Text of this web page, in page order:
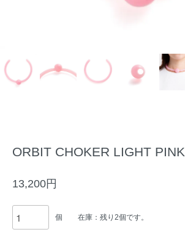
ORBIT CHOKER LIGHT PINK
13,200円
個 在庫：残り2個です。